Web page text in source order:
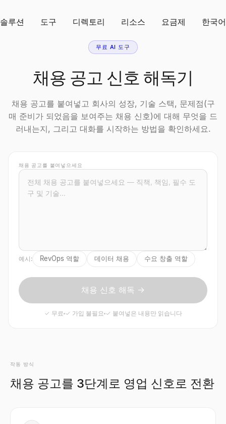
솔루션 도구 디렉토리 리소스 요금제 한국어
무료 AI 도구
채용 공고 신호 해독기
채용 공고를 붙여넣고 회사의 성장, 기술 스택, 문제점(구
매 준비가 되었음을 보여주는 채용 신호)에 대해 무엇을 드
러내는지, 그리고 대화를 시작하는 방법을 확인하세요.
채용 공고를 붙여넣으세요
예시: RevOps 역할 데이터 채용 수요 창출 역할
채용 신호 해독 →
✓ 무료 ✓ 가입 불필요 ✓ 붙여넣은 내용만 읽습니다
작동 방식
채용 공고를 3단계로 영업 신호로 전환